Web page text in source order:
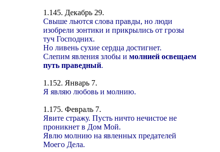
1.145. Декабрь 29.
Свыше льются слова правды, но люди
изобрели зонтики и прикрылись от грозы
туч Господних.
Но ливень сухие сердца достигнет.
Слепим явления злобы и молнией освещаем
путь праведный.
1.152. Январь 7.
Я являю любовь и молнию.
1.175. Февраль 7.
Явите стражу. Пусть ничто нечистое не
проникнет в Дом Мой.
Явлю молнию на явленных предателей
Моего Дела.